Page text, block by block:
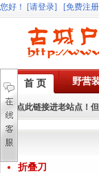
您好 ！ [请登录] [免费注
首 页 野营
点此链接进老站点！
折叠刀